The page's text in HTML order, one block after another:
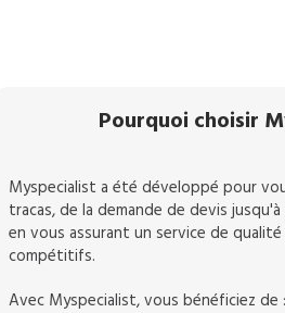
Pourquoi choisir
Myspecialist a été développé pour
tracas, de la demande de devis
en vous assurant un service de
compétitifs.
Avec Myspecialist, vous bénéficiez de :